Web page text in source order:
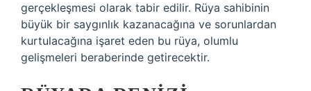
gerçekleşmesi olarak tabir edilir. Rüya sahibinin
büyük bir saygınlık kazanacağına ve sorunlardan
kurtulacağına işaret eden bu rüya, olumlu
gelişmeleri beraberinde getirecektir.